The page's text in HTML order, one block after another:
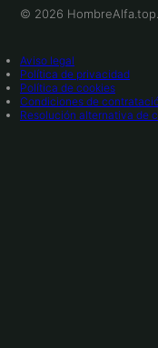
© 2026
Aviso legal
Política de privacidad
Política de cookies
Condiciones de
Resolución alternativa de